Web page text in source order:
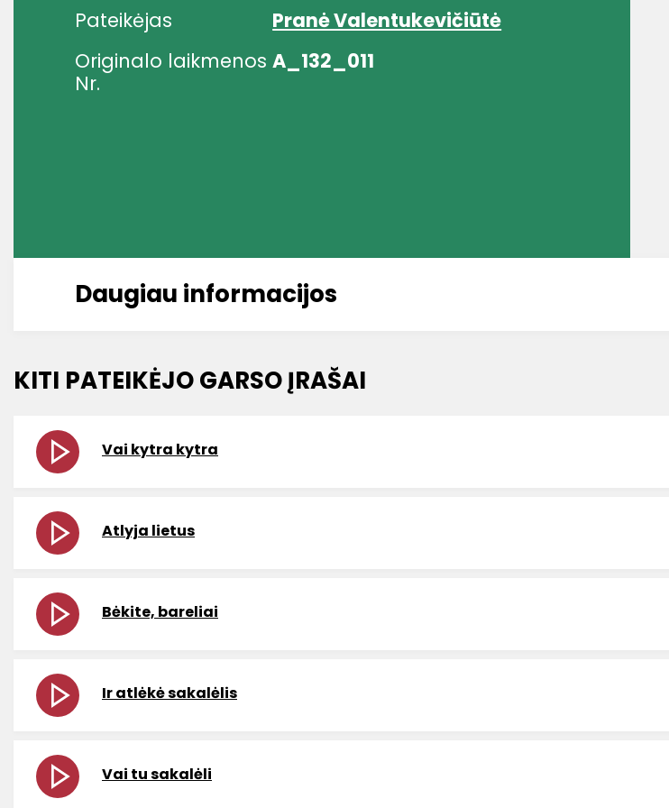
Pateikėjas
Pranė Valentukevičiūtė
Originalo laikmenos
Nr.
A_132_011
Daugiau informacijos
KITI PATEIKĖJO GARSO ĮRAŠAI
Vai kytra kytra
Atlyja lietus
Bėkite, bareliai
Ir atlėkė sakalėlis
Vai tu sakalėli